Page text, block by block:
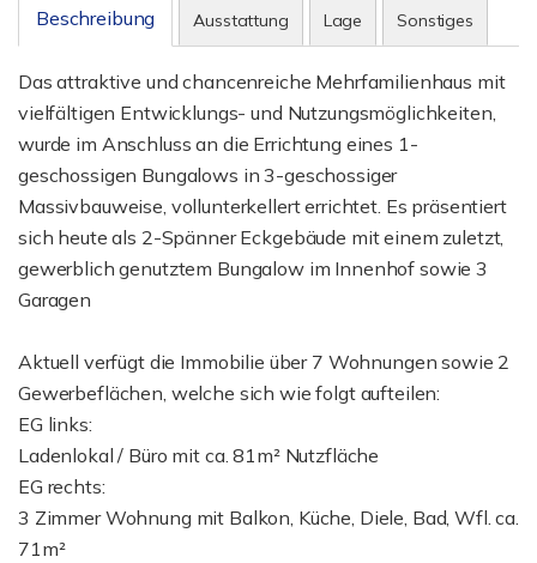
Beschreibung Ausstattung Lage Sonstiges
Das attraktive und chancenreiche Mehrfamilienhaus mit
vielfältigen Entwicklungs- und Nutzungsmöglichkeiten,
wurde im Anschluss an die Errichtung eines 1-
geschossigen Bungalows in 3-geschossiger
Massivbauweise, vollunterkellert errichtet. Es präsentiert
sich heute als 2-Spänner Eckgebäude mit einem zuletzt,
gewerblich genutztem Bungalow im Innenhof sowie 3
Garagen
Aktuell verfügt die Immobilie über 7 Wohnungen sowie 2
Gewerbeflächen, welche sich wie folgt aufteilen:
EG links:
Ladenlokal / Büro mit ca. 81m² Nutzfläche
EG rechts:
3 Zimmer Wohnung mit Balkon, Küche, Diele, Bad, Wfl. ca.
71m²